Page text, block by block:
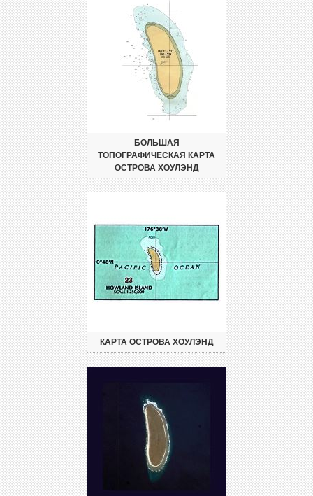
БОЛЬШАЯ
ТОПОГРАФИЧЕСКАЯ КАРТА
ОСТРОВА ХОУЛЭНД
КАРТА ОСТРОВА ХОУЛЭНД